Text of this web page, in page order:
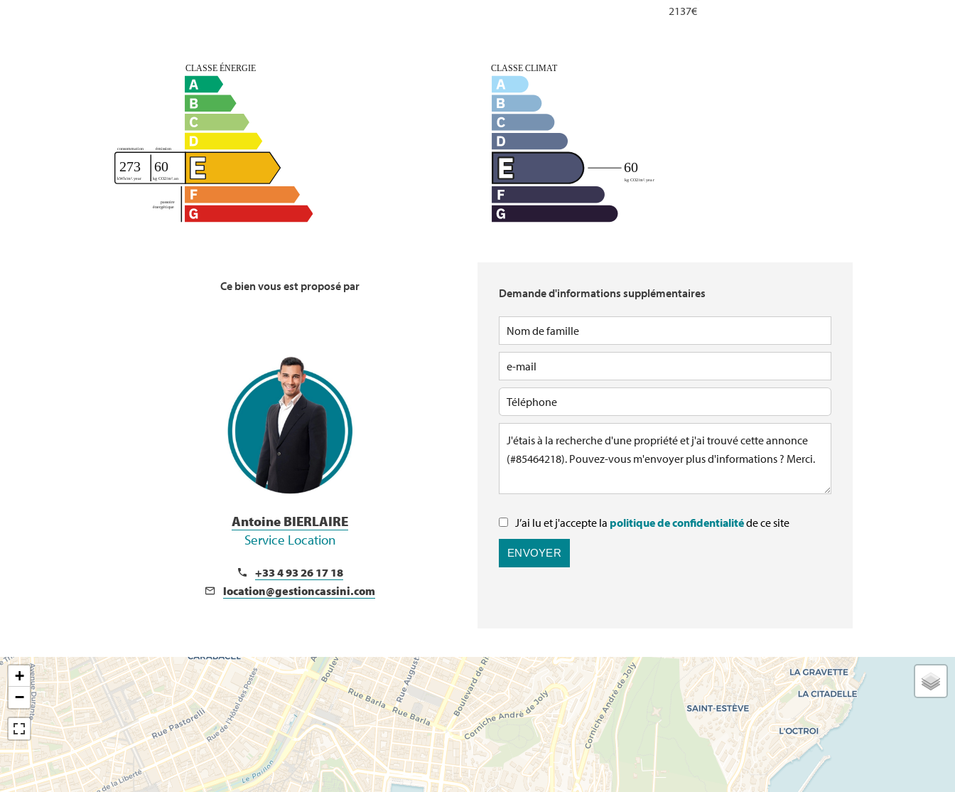
2137€
Demande d'informations supplémentaires
J’ai lu et j'accepte la politique de confidentialitéde ce site
ENVOYER
Ce bien vous est proposé par
Voir la Bio
Antoine BIERLAIRE
Service Location
+33 4 93 26 17 18
location@gestioncassini.com
+
−